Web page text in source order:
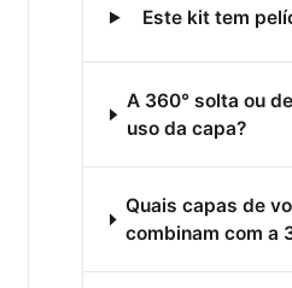
Este kit tem
A 360° solta ou
uso da capa?
Quais capas de
combinam com a